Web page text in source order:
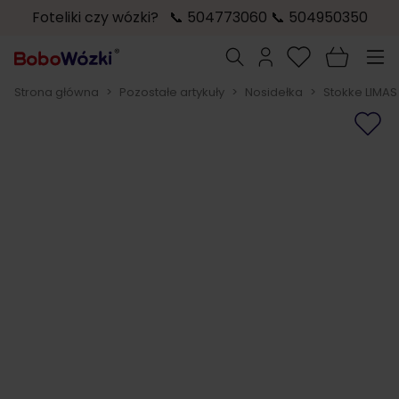
Foteliki czy wózki? 📞 504773060 📞 504950350
Szukaj
Strona główna > Pozostałe artykuły > Nosidełka > Stokke